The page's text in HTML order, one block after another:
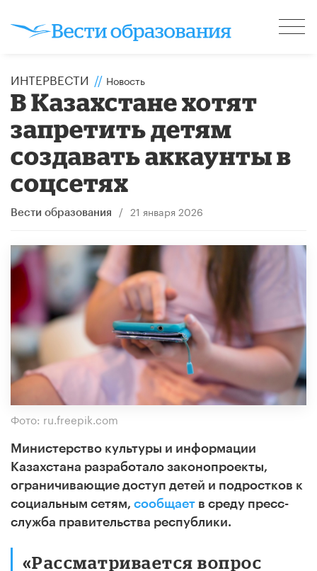
ИНТЕРВЕСТИ // Новость
В Казахстане хотят
запретить детям
создавать аккаунты в
соцсетях
Вести образования / 21 января 2026
Фото: ru.freepik.com
Министерство культуры и информации
Казахстана разработало законопроекты,
ограничивающие доступ детей и подростков к
социальным сетям, сообщает в среду пресс-
служба правительства республики.
«Рассматривается вопрос